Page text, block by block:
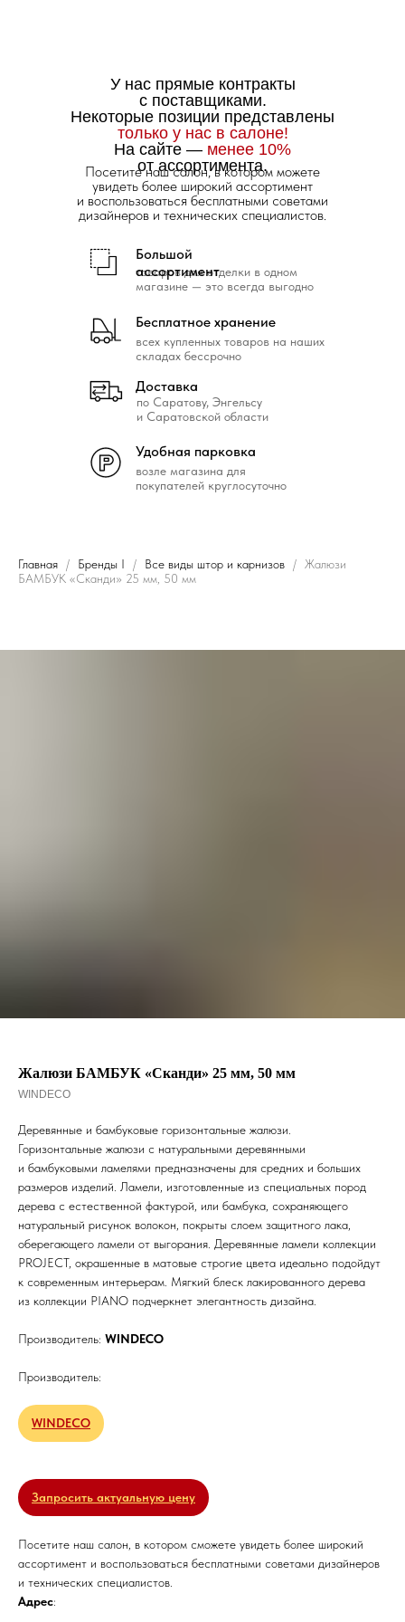
возле магазина для
покупателей круглосуточно
Удобная парковка
всех купленных товаров на наших
складах бессрочно
Бесплатное хранение
товаров для отделки в одном
магазине — это всегда выгодно
Большой
ассортимент
по Саратову, Энгельсу
и Саратовской области
Доставка
У нас прямые контракты
с поставщиками.
Некоторые позиции представлены
только у нас в салоне!
На сайте — менее 10%
от ассортимента.
Посетите наш салон, в котором можете
увидеть более широкий ассортимент
и воспользоваться бесплатными советами
дизайнеров и технических специалистов.
Главная Бренды I Все виды штор и карнизов
Жалюзи
БАМБУК «Сканди» 25 мм, 50 мм
Жалюзи БАМБУК «Сканди» 25 мм, 50 мм
WINDECO
Деревянные и бамбуковые горизонтальные жалюзи.
Горизонтальные жалюзи с натуральными деревянными
и бамбуковыми ламелями предназначены для средних и больших
размеров изделий. Ламели, изготовленные из специальных пород
дерева с естественной фактурой, или бамбука, сохраняющего
натуральный рисунок волокон, покрыты слоем защитного лака,
оберегающего ламели от выгорания. Деревянные ламели коллекции
PROJECT, окрашенные в матовые строгие цвета идеально подойдут
к современным интерьерам. Мягкий блеск лакированного дерева
из коллекции PIANO подчеркнет элегантность дизайна.
Производитель: WINDECO
Производитель:
WINDECO
Запросить актуальную цену
Посетите наш салон, в котором сможете увидеть более широкий
ассортимент и воспользоваться бесплатными советами дизайнеров
и технических специалистов.
Адрес: